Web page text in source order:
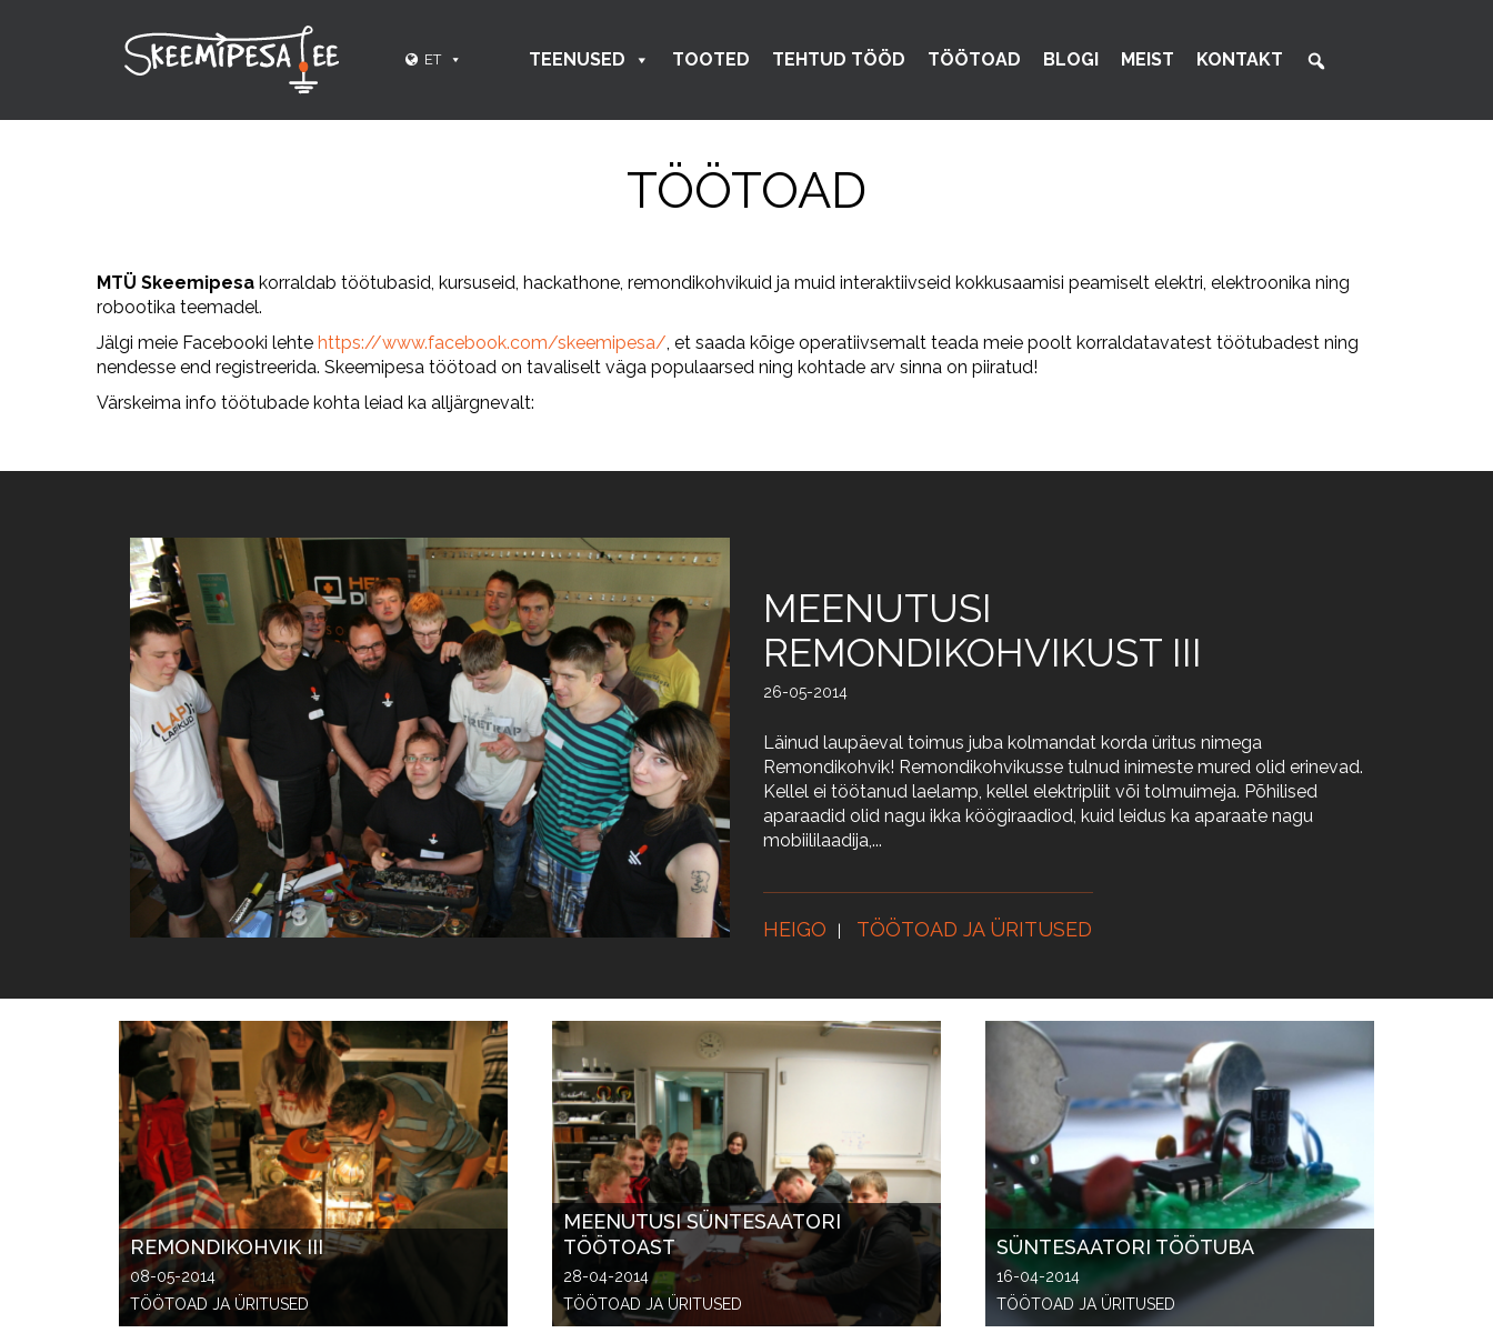
ET TEENUSED TOOTED TEHTUD TÖÖD TÖÖTOAD BLOGI MEIST KONTAKT
TÖÖTOAD
MTÜ Skeemipesa korraldab töötubasid, kursuseid, hackathone, remondikohvikuid ja muid interaktiivseid kokkusaamisi peamiselt elektri, elektroonika ning
robootika teemadel.
Jälgi meie Facebooki lehte https://www.facebook.com/skeemipesa/, et saada kõige operatiivsemalt teada meie poolt korraldatavatest töötubadest ning
nendesse end registreerida. Skeemipesa töötoad on tavaliselt väga populaarsed ning kohtade arv sinna on piiratud!
Värskeima info töötubade kohta leiad ka alljärgnevalt:
MEENUTUSI
REMONDIKOHVIKUST III
26-05-2014
Läinud laupäeval toimus juba kolmandat korda üritus nimega
Remondikohvik! Remondikohvikusse tulnud inimeste mured olid erinevad.
Kellel ei töötanud laelamp, kellel elektripliit või tolmuimeja. Põhilised
aparaadid olid nagu ikka köögiraadiod, kuid leidus ka aparaate nagu
mobiililaadija,...
HEIGO TÖÖTOAD JA ÜRITUSED
REMONDIKOHVIK III
08-05-2014
TÖÖTOAD JA ÜRITUSED
MEENUTUSI SÜNTESAATORI
TÖÖTOAST
28-04-2014
TÖÖTOAD JA ÜRITUSED
SÜNTESAATORI TÖÖTUBA
16-04-2014
TÖÖTOAD JA ÜRITUSED